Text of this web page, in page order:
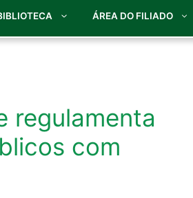
ÁREA DO FILIADO
regulamenta
com